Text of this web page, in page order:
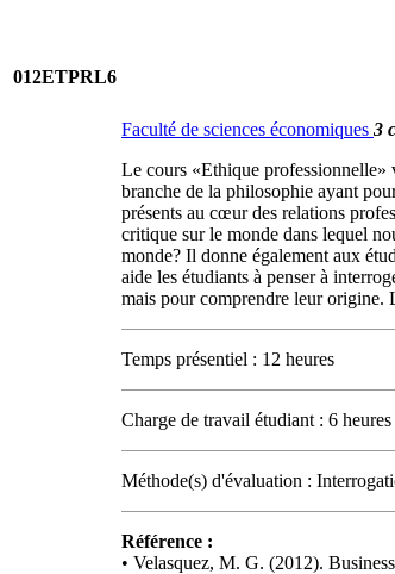
012ETPRL6
Faculté de sciences économiques 3
Le cours «Ethique professionnelle»
branche de la philosophie ayant
présents au cœur des relations
critique sur le monde dans lequel
monde? Il donne également aux
aide les étudiants à penser à
mais pour comprendre leur origine.
Temps présentiel : 12 heures
Charge de travail étudiant : 6 heures
Méthode(s) d'évaluation :
Référence :
• Velasquez, M. G. (2012).